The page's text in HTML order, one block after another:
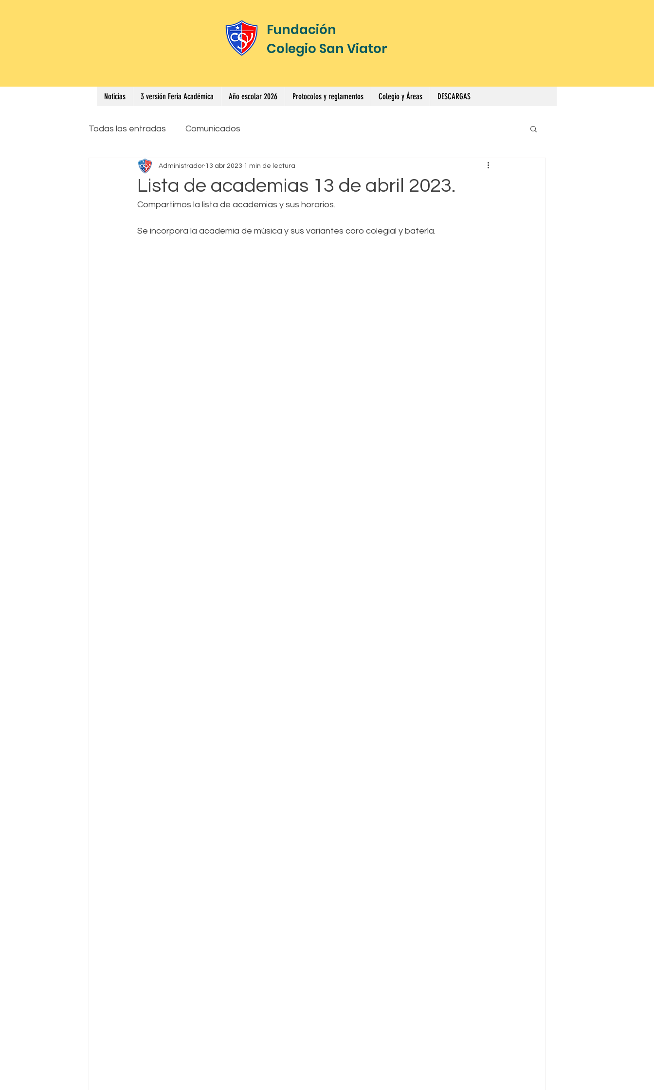
Fundación
Colegio San Viator
Noticias 3 versión Feria Académica Año escolar 2026 Protocolos y reglamentos Colegio y Áreas DESCARGAS
Todas las entradas Comunicados
Lista de academias 13 de abril 2023.
Administrador 13 abr 2023 1 min de lectura
Compartimos la lista de academias y sus horarios.
Se incorpora la academia de música y sus variantes coro colegial y batería.